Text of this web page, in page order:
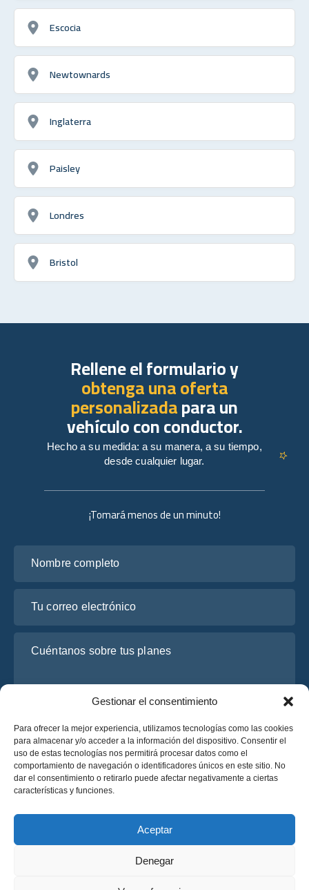
Gestionar el consentimiento
Para ofrecer la mejor experiencia, utilizamos tecnologías como las cookies
para almacenar y/o acceder a la información del dispositivo. Consentir el
uso de estas tecnologías nos permitirá procesar datos como el
comportamiento de navegación o identificadores únicos en este sitio. No
dar el consentimiento o retirarlo puede afectar negativamente a ciertas
características y funciones.
Aceptar
Denegar
Escocia
Newtownards
Inglaterra
Paisley
Londres
Bristol
¡Tomará menos de un minuto!
He leído y acepto laPolítica de Privacidadde OsaBus.
Solicite un presupuesto
Solicite un presupuesto
Rellene el formulario y
obtenga una oferta
personalizadapara un
vehículo con conductor.
Hecho a su medida: a su manera, a su tiempo,
desde cualquier lugar.